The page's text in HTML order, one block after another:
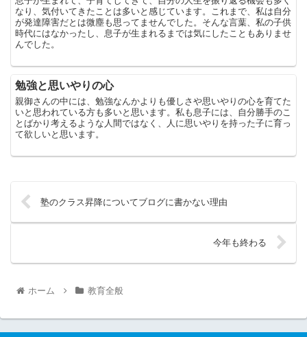
なり、気付いてきたことは多いと感じています。これまで、私は自分
が発達障害だとは微塵も思ってませんでした。そんな言葉、私の子供
時代にはなかったし、息子が生まれるまでは気にしたこともありませ
んでした。
勉強と思いやりの心
親御さんの中には、勉強なんかよりも優しさや思いやりの心を育てた
いと思われている方も多いと思います。私も息子には、自分勝手のこ
とばかり考えるような人間ではなく、人に思いやりを持った子に育っ
て欲しいと思います。
塾のクラス昇降についてブログに書かない理由
今年も終わる
ホーム 教育全般